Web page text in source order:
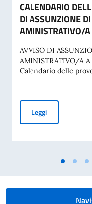
CALENDARIO
DI ASSUNZIONE
AMINISTRATIVO/
AVVISO DI
AMINISTRATIVO/A
Calendario delle
LeggiCALENDARIO